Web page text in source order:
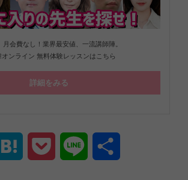
月会費なし！業界最安値、一流講師陣。
オンライン 無料体験レッスンはこちら
詳細をみる
Hatena Pocket Line